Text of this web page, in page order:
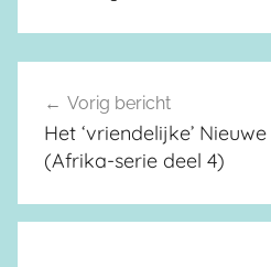
Berichtnavigatie
Vorig bericht
Het ‘vriendelijke’
(Afrika-serie deel 4)